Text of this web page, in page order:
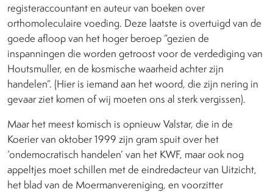
registeraccountant en auteur van boeken over
orthomoleculaire voeding. Deze laatste is overtuigd van de
goede afloop van het hoger beroep “gezien de
inspanningen die worden getroost voor de verdediging van
Houtsmuller, en de kosmische waarheid achter zijn
handelen”. (Hier is iemand aan het woord, die zijn nering in
gevaar ziet komen of wij moeten ons al sterk vergissen).
Maar het meest komisch is opnieuw Valstar, die in de
Koerier van oktober 1999 zijn gram spuit over het
‘ondemocratisch handelen’ van het KWF, maar ook nog
appeltjes moet schillen met de eindredacteur van Uitzicht,
het blad van de Moermanvereniging, en voorzitter